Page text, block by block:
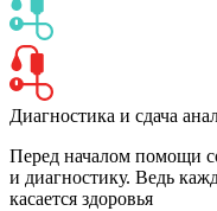
Диагностика и сдача
Перед началом помощи
и диагностику. Ведь
касается здоровья